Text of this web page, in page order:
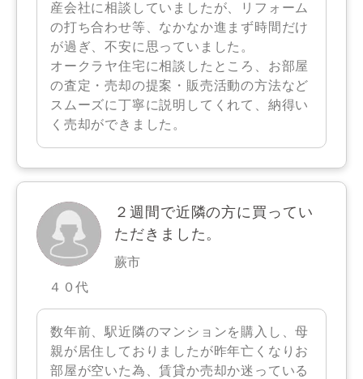
産会社に相談していましたが、リフォーム
の打ち合わせ等、なかなか進まず時間だけ
が過ぎ、不安に思っていました。
オークラヤ住宅に相談したところ、お部屋
の査定・売却の提案・販売活動の方法など
スムーズに丁寧に説明してくれて、納得い
く売却ができました。
４０代
２週間で近隣の方に買ってい
ただきました。
蕨市
数年前、駅近隣のマンションを購入し、母
親が居住しておりましたが昨年亡くなりお
部屋が空いた為、賃貸か売却か迷っている